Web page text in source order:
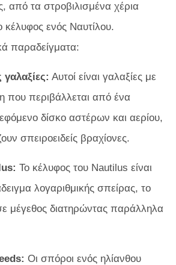
από τα στροβιλισμένα χέρια
κέλυφος ενός Ναυτίλου.
παραδείγματα:
γαλαξίες: Αυτοί είναι γαλαξίες με
που περιβάλλεται από ένα
δίσκο αστέρων και αερίου,
σπειροειδείς βραχίονες.
Το κέλυφος του Nautilus είναι
λογαριθμικής σπείρας, το
μέγεθος διατηρώντας παράλληλα
Οι σπόροι ενός ηλίανθου